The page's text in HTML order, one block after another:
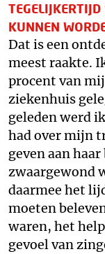
KUNNEN
Dat is een
meest raakte.
procent van
ziekenhuis
geleden werd
had over mijn
geven aan
zwaargewond
daarmee het
moeten
waren, het
gevoel van